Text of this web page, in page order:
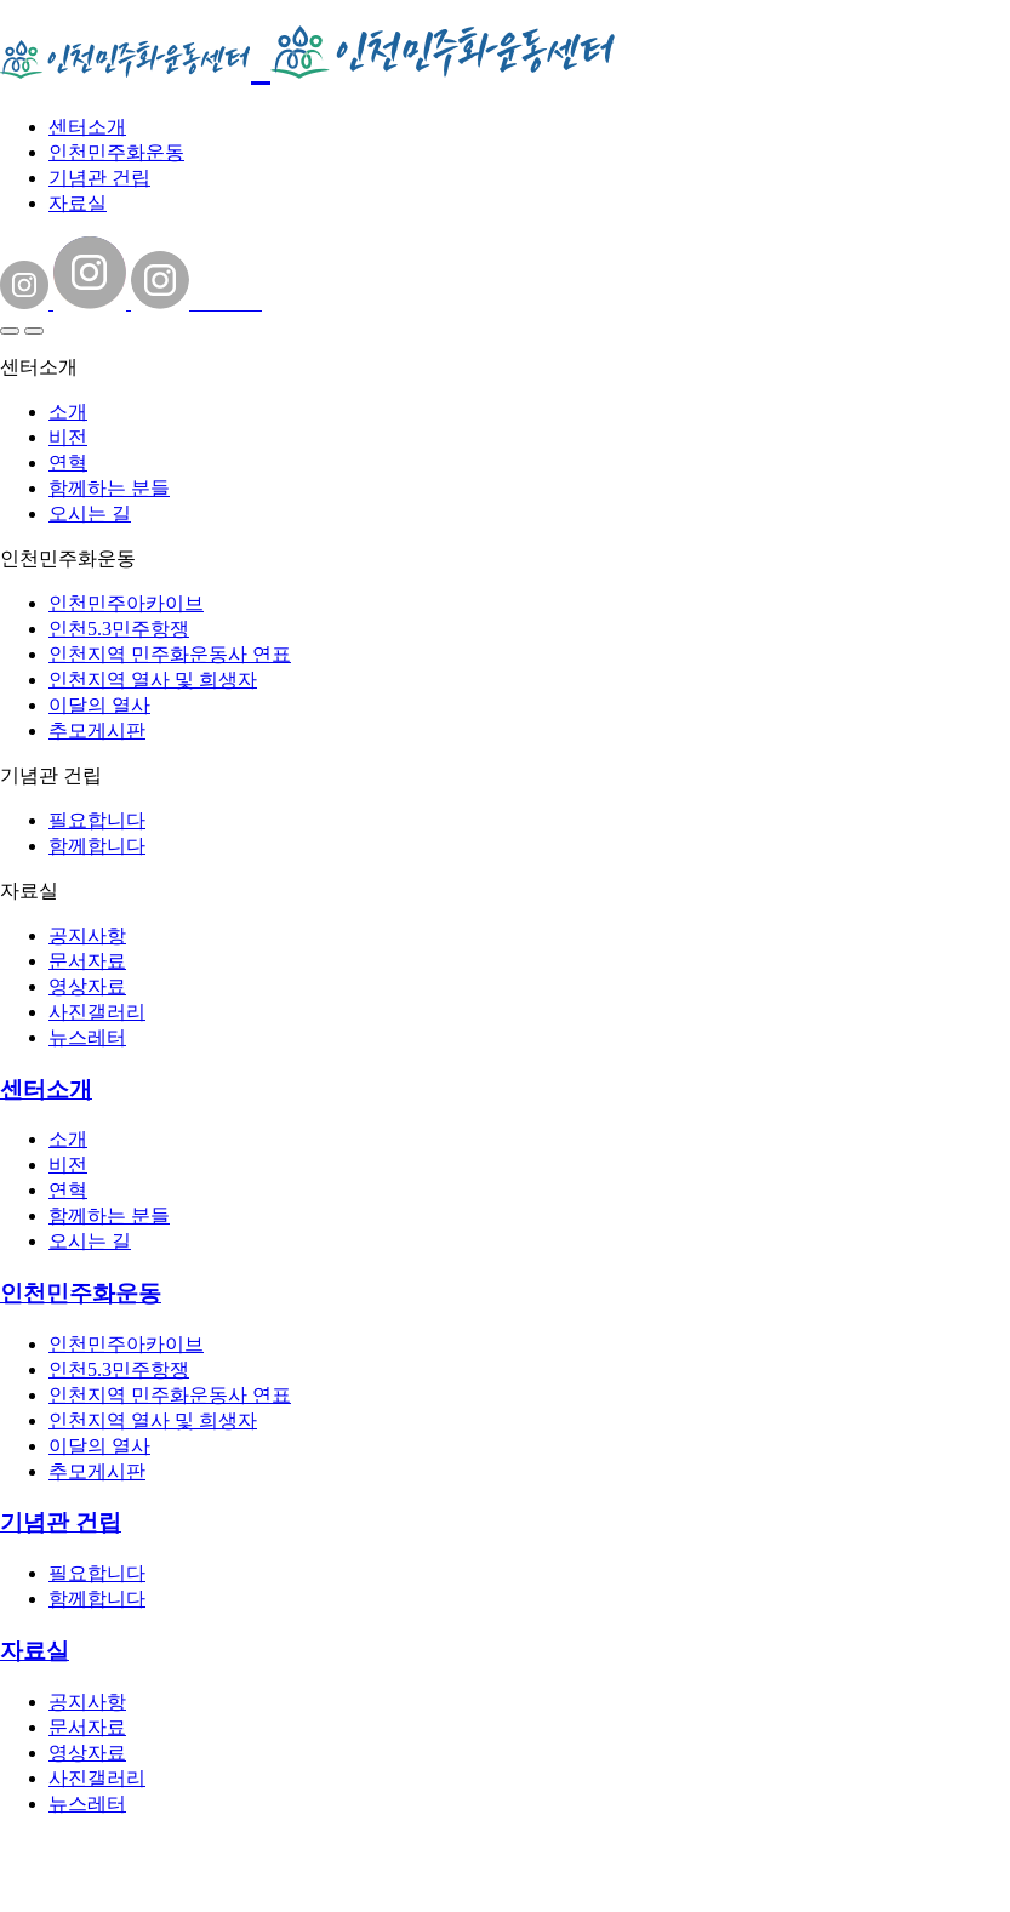
센터소개
인천민주화운동
기념관 건립
자료실
센터소개
소개
비전
연혁
함께하는 분들
오시는 길
인천민주화운동
인천민주아카이브
인천5.3민주항쟁
인천지역 민주화운동사 연표
인천지역 열사 및 희생자
이달의 열사
추모게시판
기념관 건립
필요합니다
함께합니다
자료실
공지사항
문서자료
영상자료
사진갤러리
뉴스레터
센터소개
소개
비전
연혁
함께하는 분들
오시는 길
인천민주화운동
인천민주아카이브
인천5.3민주항쟁
인천지역 민주화운동사 연표
인천지역 열사 및 희생자
이달의 열사
추모게시판
기념관 건립
필요합니다
함께합니다
자료실
공지사항
문서자료
영상자료
사진갤러리
뉴스레터